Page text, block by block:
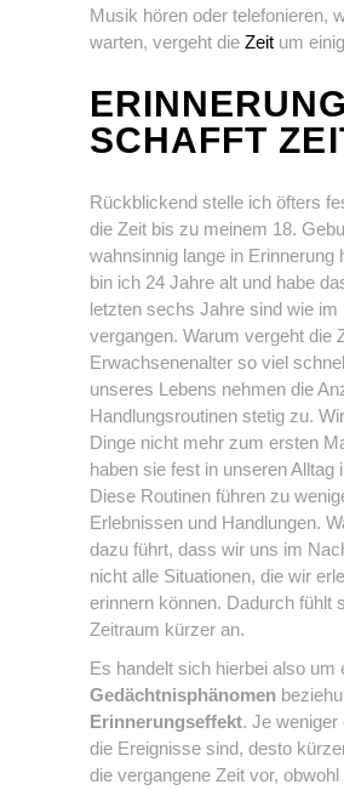
Musik hören oder telefonieren,
warten, vergeht die Zeit um
ERINNERUNG
SCHAFFT
Rückblickend stelle ich öfters
die Zeit bis zu meinem 18.
wahnsinnig lange in Erinnerung
bin ich 24 Jahre alt und habe
letzten sechs Jahre sind wie im
vergangen. Warum vergeht die
Erwachsenenalter so viel
unseres Lebens nehmen die
Handlungsroutinen stetig zu.
Dinge nicht mehr zum ersten
haben sie fest in unseren Alltag
Diese Routinen führen zu
Erlebnissen und Handlungen.
dazu führt, dass wir uns im
nicht alle Situationen, die wir
erinnern können. Dadurch fühlt
Zeitraum kürzer an.
Es handelt sich hierbei also um
Gedächtnisphänomen
Erinnerungseffekt. Je weniger
die Ereignisse sind, desto
die vergangene Zeit vor,